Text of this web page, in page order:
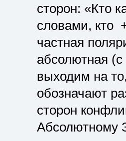
сторон: «Кто
словами, кто
частная
абсолютная
выходим на
обозначают
сторон
Абсолютному